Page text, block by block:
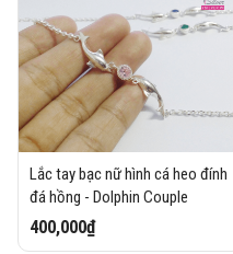
Lắc tay bạc nữ hình cá heo đính
đá hồng - Dolphin Couple
400,000₫